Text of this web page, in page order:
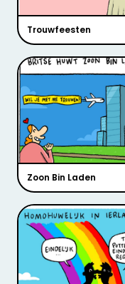
Trouwfeesten
Zoon Bin Laden